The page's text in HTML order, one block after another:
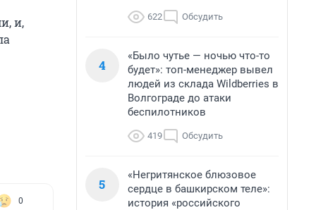
и,
0
622 Обсудить
4
«Было чутье — ночью что-то
будет»: топ-менеджер вывел
людей из склада Wildberries в
Волгограде до атаки
беспилотников
419 Обсудить
5
«Негритянское блюзовое
сердце в башкирском теле»:
история «российского